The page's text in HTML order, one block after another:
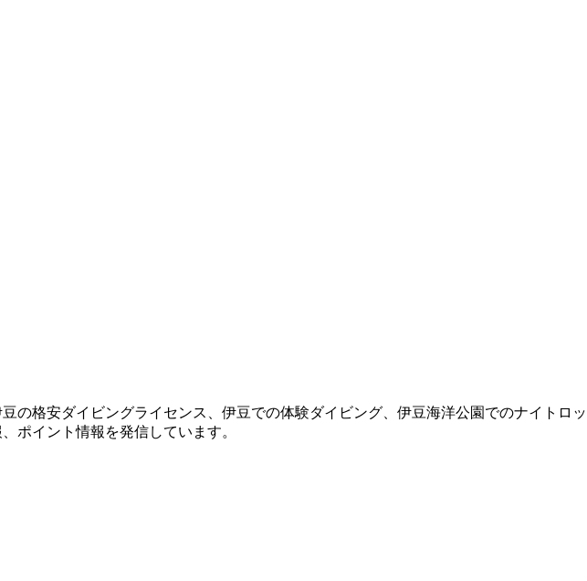
格安ダイビングライセンス、伊豆での体験ダイビング、伊豆海洋公園でのナイトロッ
ポイント情報を発信しています。